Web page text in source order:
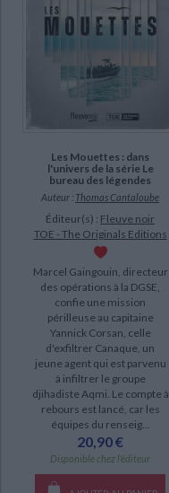
Les Mouettes : dans
l'univers de la série Le
bureau des légendes
Auteur : Thomas Cantaloube
Éditeur(s) : Fleuve noir
TOE - The Originals Editions
Marcel Gaingouin, directeur
des opérations à la DGSE,
confie une mission
périlleuse au capitaine
Yannick Corsan, celle
d'exfiltrer Canaque, un
jeune agent qui est parvenu
à infiltrer le groupe
djihadiste Aqmi. Le compte à
rebours est lancé, car les
équipes du renseig...
20,90 €
Disponible chez l'éditeur